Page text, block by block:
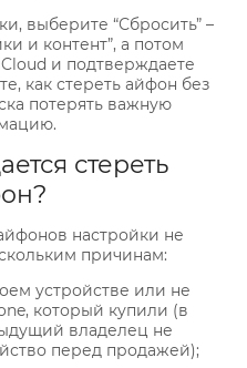
выберите “Сбросить” –
и контент”, а потом
и подтверждаете
как стереть айфон без
потерять важную
стереть
настройки не
причинам:
устройстве или не
который купили (в
владелец не
перед продажей);